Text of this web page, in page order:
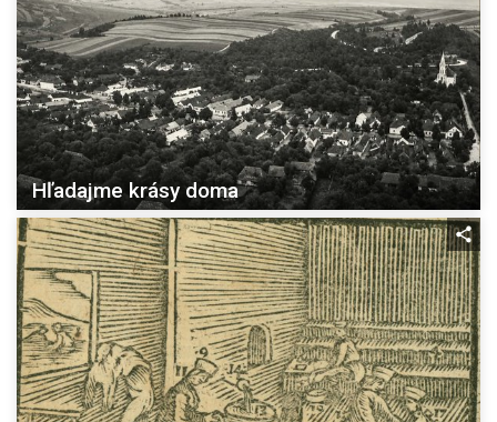
Hľadajme krásy doma